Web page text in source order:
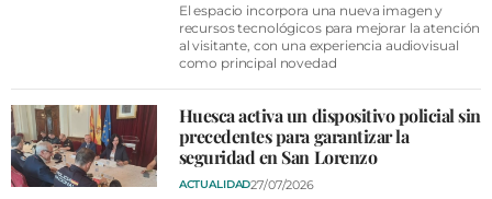
El espacio incorpora una nueva imagen y
recursos tecnológicos para mejorar la atención
al visitante, con una experiencia audiovisual
como principal novedad
Huesca activa un dispositivo policial sin
precedentes para garantizar la
seguridad en San Lorenzo
ACTUALIDAD27/07/2026